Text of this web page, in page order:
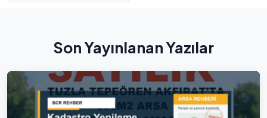
Son Yayınlanan Yazılar